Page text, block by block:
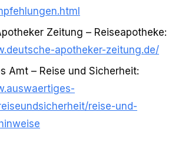
Zeitung – Reiseapotheke:
apotheker-zeitung.de/
Amt – Reise und Sicherheit:
reise-und-